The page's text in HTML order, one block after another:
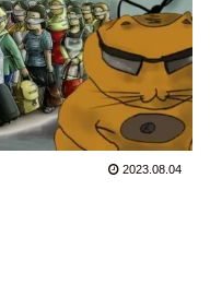
2023.08.04